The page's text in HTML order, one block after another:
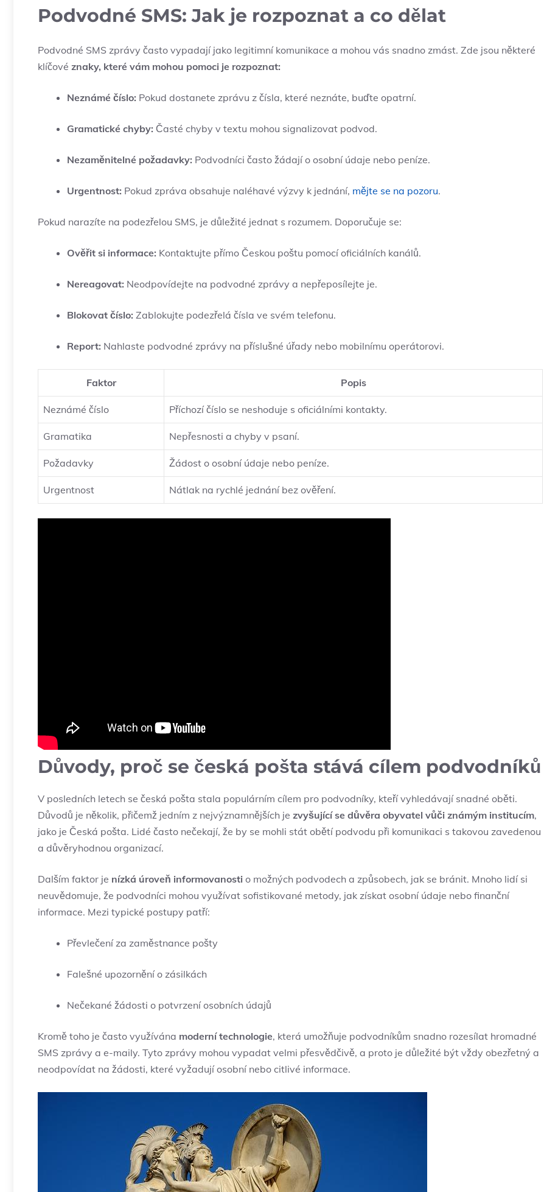
Podvodné SMS: Jak je rozpoznat a co dělat
Podvodné SMS zprávy často vypadají jako legitimní komunikace a mohou vás snadno zmást. Zde jsou některé
klíčové znaky, které vám mohou pomoci je rozpoznat:
Neznámé číslo: Pokud dostanete zprávu z čísla, které neznáte, buďte opatrní.
Gramatické chyby: Časté chyby v textu mohou signalizovat podvod.
Nezaměnitelné požadavky: Podvodníci často žádají o osobní údaje nebo peníze.
Urgentnost: Pokud zpráva obsahuje naléhavé výzvy k jednání, mějte se na pozoru.
Pokud narazíte na podezřelou SMS, je důležité jednat s rozumem. Doporučuje se:
Ověřit si informace: Kontaktujte přímo Českou poštu pomocí oficiálních kanálů.
Nereagovat: Neodpovídejte na podvodné zprávy a nepřeposílejte je.
Blokovat číslo: Zablokujte podezřelá čísla ve svém telefonu.
Report: Nahlaste podvodné zprávy na příslušné úřady nebo mobilnímu operátorovi.
Faktor Popis
Neznámé číslo Příchozí číslo se neshoduje s oficiálními kontakty.
Gramatika Nepřesnosti a chyby v psaní.
Požadavky Žádost o osobní údaje nebo peníze.
Urgentnost Nátlak na rychlé jednání bez ověření.
Důvody, proč se česká pošta stává cílem podvodníků
V posledních letech se česká pošta stala populárním cílem pro podvodníky, kteří vyhledávají snadné oběti.
Důvodů je několik, přičemž jedním z nejvýznamnějších je zvyšující se důvěra obyvatel vůči známým institucím,
jako je Česká pošta. Lidé často nečekají, že by se mohli stát obětí podvodu při komunikaci s takovou zavedenou
a důvěryhodnou organizací.
Dalším faktor je nízká úroveň informovanosti o možných podvodech a způsobech, jak se bránit. Mnoho lidí si
neuvědomuje, že podvodníci mohou využívat sofistikované metody, jak získat osobní údaje nebo finanční
informace. Mezi typické postupy patří:
Převlečení za zaměstnance pošty
Falešné upozornění o zásilkách
Nečekané žádosti o potvrzení osobních údajů
Kromě toho je často využívána moderní technologie, která umožňuje podvodníkům snadno rozesílat hromadné
SMS zprávy a e-maily. Tyto zprávy mohou vypadat velmi přesvědčivě, a proto je důležité být vždy obezřetný a
neodpovídat na žádosti, které vyžadují osobní nebo citlivé informace.